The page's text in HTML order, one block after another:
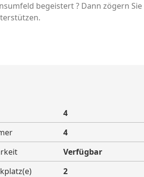
begeistert ? Dann zögern
4
4
Verfügbar
2